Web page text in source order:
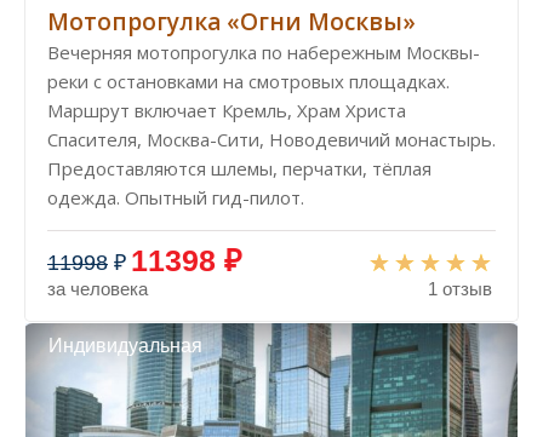
Мотопрогулка «Огни Москвы»
Вечерняя мотопрогулка по набережным Москвы-
реки с остановками на смотровых площадках.
Маршрут включает Кремль, Храм Христа
Спасителя, Москва-Сити, Новодевичий монастырь.
Предоставляются шлемы, перчатки, тёплая
одежда. Опытный гид-пилот.
11998 ₽ 11398 ₽
за человека 1 отзыв
Индивидуальная